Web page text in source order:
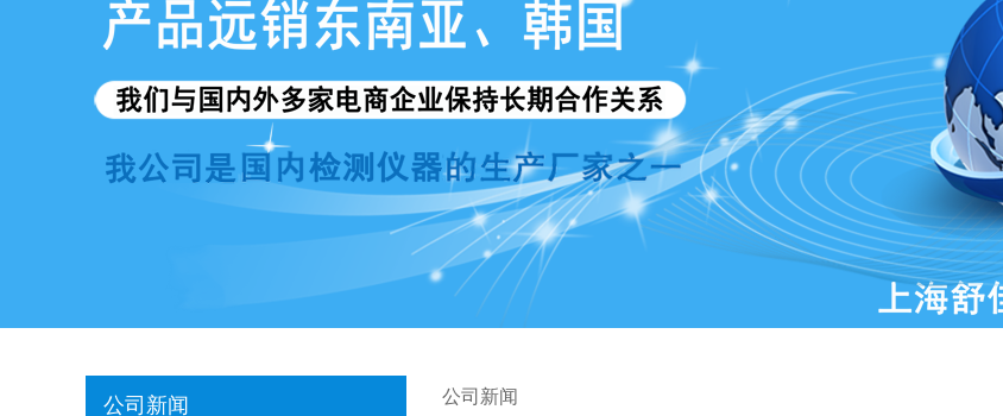
公司新闻 公司新闻